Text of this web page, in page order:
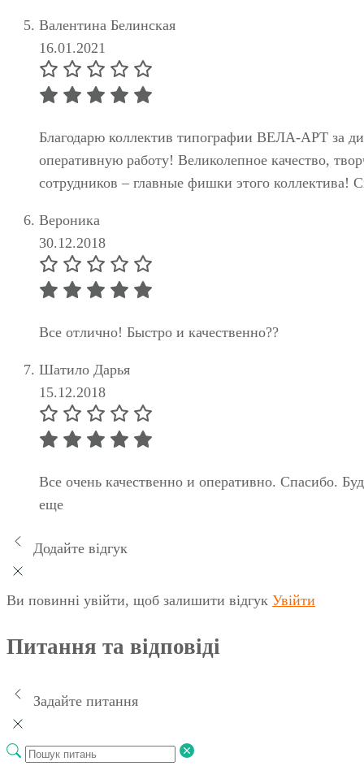
Валентина Белинская
16.01.2021
Благодарю коллектив типографии ВЕЛА-АРТ за
оперативную работу! Великолепное качество,
сотрудников – главные фишки этого коллектива!
Вероника
30.12.2018
Все отлично! Быстро и качественно??
Шатило Дарья
15.12.2018
Все очень качественно и оперативно. Спасибо.
еще
Додайте відгук
Ви повинні увійти, щоб залишити відгук Увійти
Питання та відповіді
Задайте питання